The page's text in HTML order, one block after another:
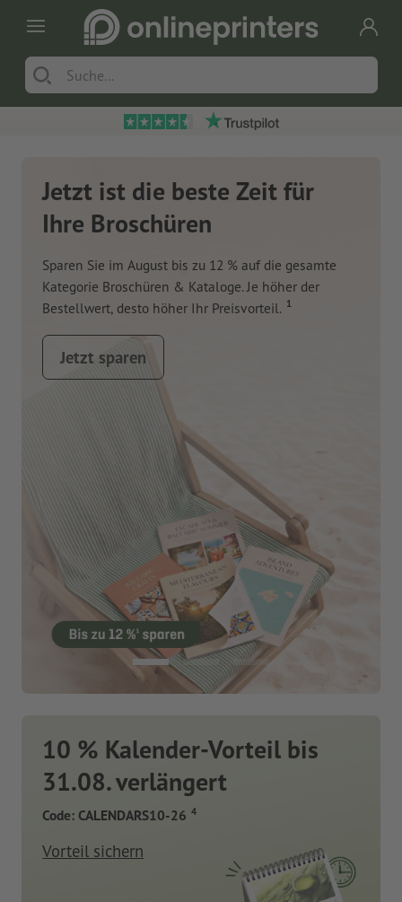
Jetzt ist die beste Zeit für
Ihre Broschüren
Sparen Sie im August bis zu 12 % auf die gesamte
Kategorie Broschüren & Kataloge. Je höher der
Bestellwert, desto höher Ihr Preisvorteil. 1
Jetzt sparen
10 % Kalender-Vorteil bis
31.08. verlängert
Code: CALENDARS10-26 4
Vorteil sichern